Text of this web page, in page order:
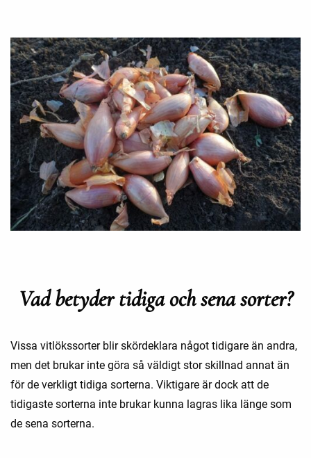
Vad betyder tidiga och sena sorter?
Vissa vitlökssorter blir skördeklara något tidigare än andra,
men det brukar inte göra så väldigt stor skillnad annat än
för de verkligt tidiga sorterna. Viktigare är dock att de
tidigaste sorterna inte brukar kunna lagras lika länge som
de sena sorterna.